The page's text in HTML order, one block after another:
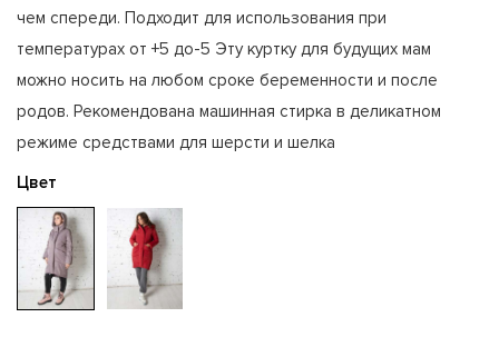
чем спереди. Подходит для использования при
температурах от +5 до-5 Эту куртку для будущих мам
можно носить на любом сроке беременности и после
родов. Рекомендована машинная стирка в деликатном
режиме средствами для шерсти и шелка
Цвет